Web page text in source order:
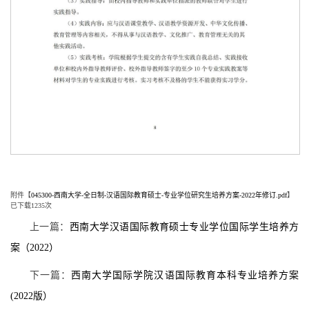
附件【045300-西南大学-全日制-汉语国际教育硕士-专业学位研究生培养方案-2022年修订.pdf】
已下载1235次
上一篇： 西南大学汉语国际教育硕士专业学位国际学生培养方
案（2022）
下一篇：西南大学国际学院汉语国际教育本科专业培养方案
(2022版）